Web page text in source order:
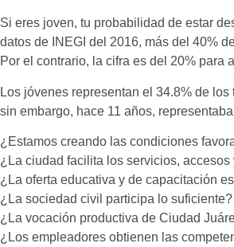
Si eres joven, tu probabilidad de estar
datos de INEGI del 2016, más del 40%
Por el contrario, la cifra es del 20% para
Los jóvenes representan el 34.8% de
sin embargo, hace 11 años,
¿Estamos creando las condiciones
¿La ciudad facilita los servicios,
¿La oferta educativa y de capacitación
¿La sociedad civil participa lo suficiente?
¿La vocación productiva de Ciudad
¿Los empleadores obtienen las